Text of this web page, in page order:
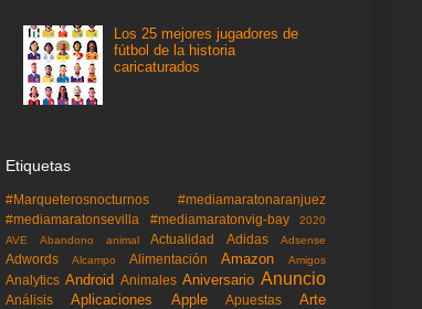
Los 25 mejores jugadores de
fútbol de la historia
caricaturados
Etiquetas
#Marqueterosnocturnos
#mediamaratonaranjuez
#mediamaratonsevilla
#mediamaratonvig-bay
2020
AVE
Abandono animal Actualidad Adidas Adsense
Adwords Alcampo Alimentación Amazon Amigos
Analytics Android Animales Aniversario Anuncio
Análisis Aplicaciones Apple Apuestas
Arte